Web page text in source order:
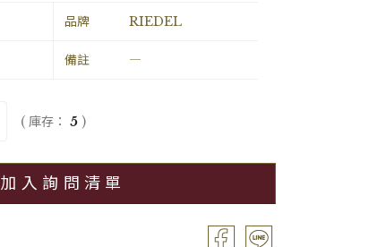
品牌 RIEDEL
備註 ―
( 庫存：5 )
加入詢問清單